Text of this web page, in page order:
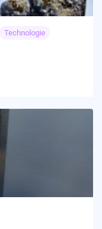
Technologie